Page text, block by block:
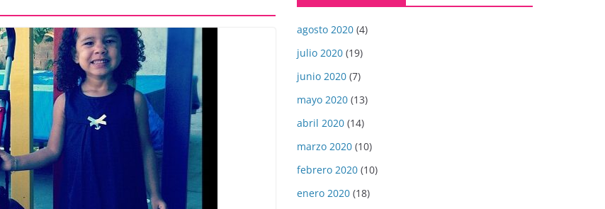
agosto 2020 (4)
julio 2020 (19)
junio 2020 (7)
mayo 2020 (13)
abril 2020 (14)
marzo 2020 (10)
febrero 2020 (10)
enero 2020 (18)